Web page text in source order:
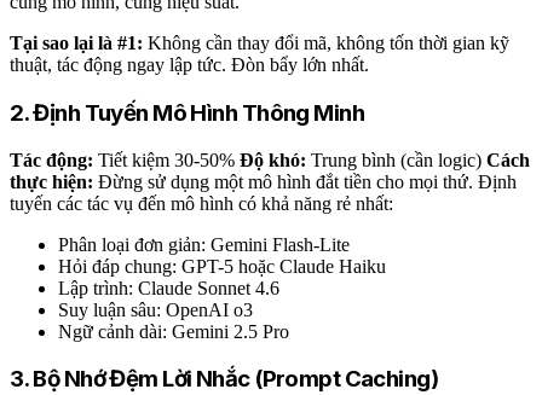
Tại sao lại là #1: Không cần thay đổi mã, không tốn thời gian kỹ
thuật, tác động ngay lập tức. Đòn bẩy lớn nhất.
2. Định Tuyến Mô Hình Thông Minh
Tác động: Tiết kiệm 30-50% Độ khó: Trung bình (cần logic) Cách
thực hiện: Đừng sử dụng một mô hình đắt tiền cho mọi thứ. Định
tuyến các tác vụ đến mô hình có khả năng rẻ nhất:
Phân loại đơn giản: Gemini Flash-Lite
Hỏi đáp chung: GPT-5 hoặc Claude Haiku
Lập trình: Claude Sonnet 4.6
Suy luận sâu: OpenAI o3
Ngữ cảnh dài: Gemini 2.5 Pro
3. Bộ Nhớ Đệm Lời Nhắc (Prompt Caching)